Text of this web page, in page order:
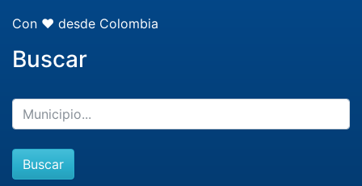
Con ❤️ desde Colombia
Buscar
Buscar